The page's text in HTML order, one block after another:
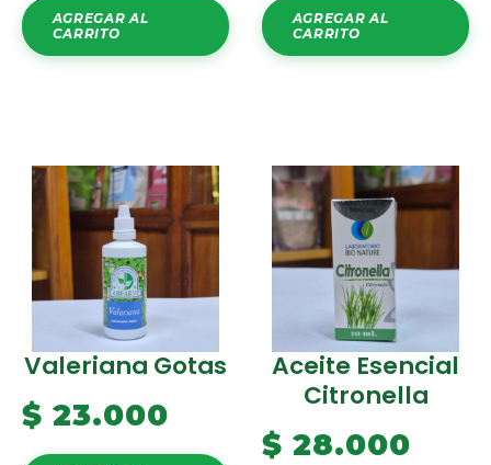
AGREGAR AL
CARRITO
AGREGAR AL
CARRITO
Valeriana Gotas
$ 23.000
Aceite Esencial
Citronella
$ 28.000